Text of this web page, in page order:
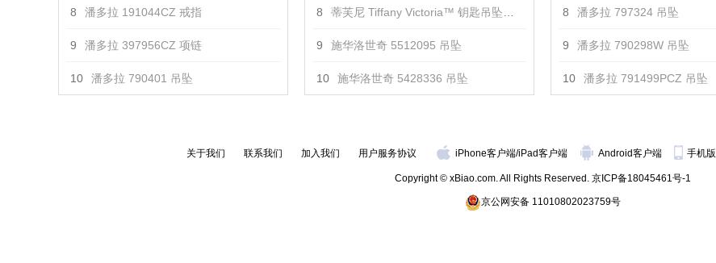
8 潘多拉 191044CZ 戒指
9 潘多拉 397956CZ 项链
10 潘多拉 790401 吊坠
8 蒂芙尼 Tiffany Victoria™ 钥匙吊坠项链 吊坠
9 施华洛世奇 5512095 吊坠
10 施华洛世奇 5428336 吊坠
8 潘多拉 797324 吊坠
9 潘多拉 790298W 吊坠
10 潘多拉 791499PCZ 吊坠
关于我们 联系我们 加入我们 用户服务协议 iPhone客户端/iPad客户端 Android客户端 手机版
Copyright © xBiao.com. All Rights Reserved. 京ICP备18045461号-1
京公网安备 11010802023759号